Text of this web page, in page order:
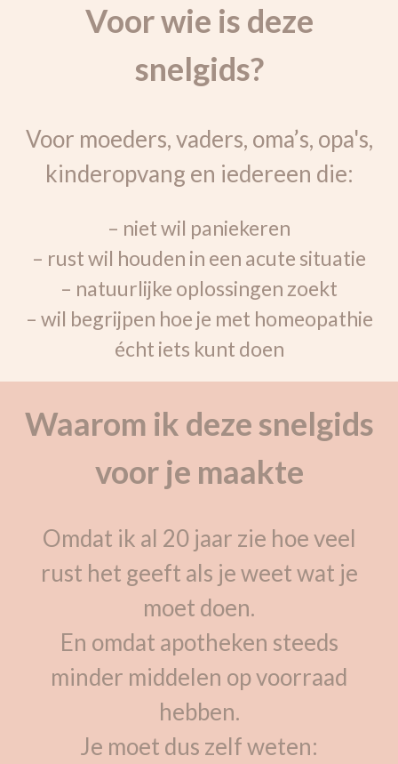
Voor wie is deze
snelgids?
Voor moeders, vaders, oma’s, opa's,
kinderopvang en iedereen die:
– niet wil paniekeren
– rust wil houden in een acute situatie
– natuurlijke oplossingen zoekt
– wil begrijpen hoe je met homeopathie
écht iets kunt doen
Waarom ik deze snelgids
voor je maakte
Omdat ik al 20 jaar zie hoe veel
rust het geeft als je weet wat je
moet doen.
En omdat apotheken steeds
minder middelen op voorraad
hebben.
Je moet dus zelf weten: